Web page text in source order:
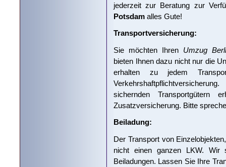
jederzeit zur Beratung zur
Potsdam alles Gute!
Transportversicherung:
Sie möchten Ihren Umzug
bieten Ihnen dazu nicht nur die
erhalten zu jedem
sichernden Transportgütern
Zusatzversicherung. Bitte
Beiladung:
Der Transport von
nicht einen ganzen LKW. Wir
Beiladungen. Lassen Sie Ihre